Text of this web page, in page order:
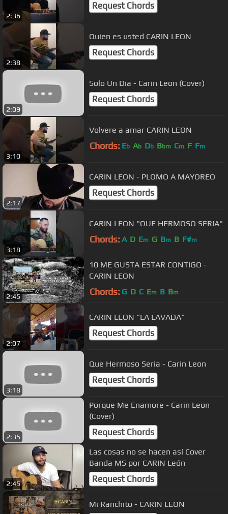
2:36
Request Chords
2:38
Quien es usted CARIN LEON
Request Chords
2:09
Solo Un Dia - Carin Leon (Cover)
Request Chords
3:10
Volvere a amar CARIN LEON
Chords: Eb Ab Db Bbm Cm F Fm
2:17
CARIN LEON - PLOMO A MAYOREO
Request Chords
3:18
CARIN LEON "QUE HERMOSO SERIA"
Chords: A D Em G Bm B F#m
2:45
10 ME GUSTA ESTAR CONTIGO -
CARIN LEON
Chords: G D C Em B Bm
2:07
CARIN LEON "LA LAVADA"
Request Chords
3:18
Que Hermoso Seria - Carin Leon
Request Chords
2:35
Porque Me Enamore - Carin Leon
(Cover)
Request Chords
2:45
Las cosas no se hacen así Cover
Banda MS por CARIN León
Request Chords
Mi Ranchito - CARIN LEON